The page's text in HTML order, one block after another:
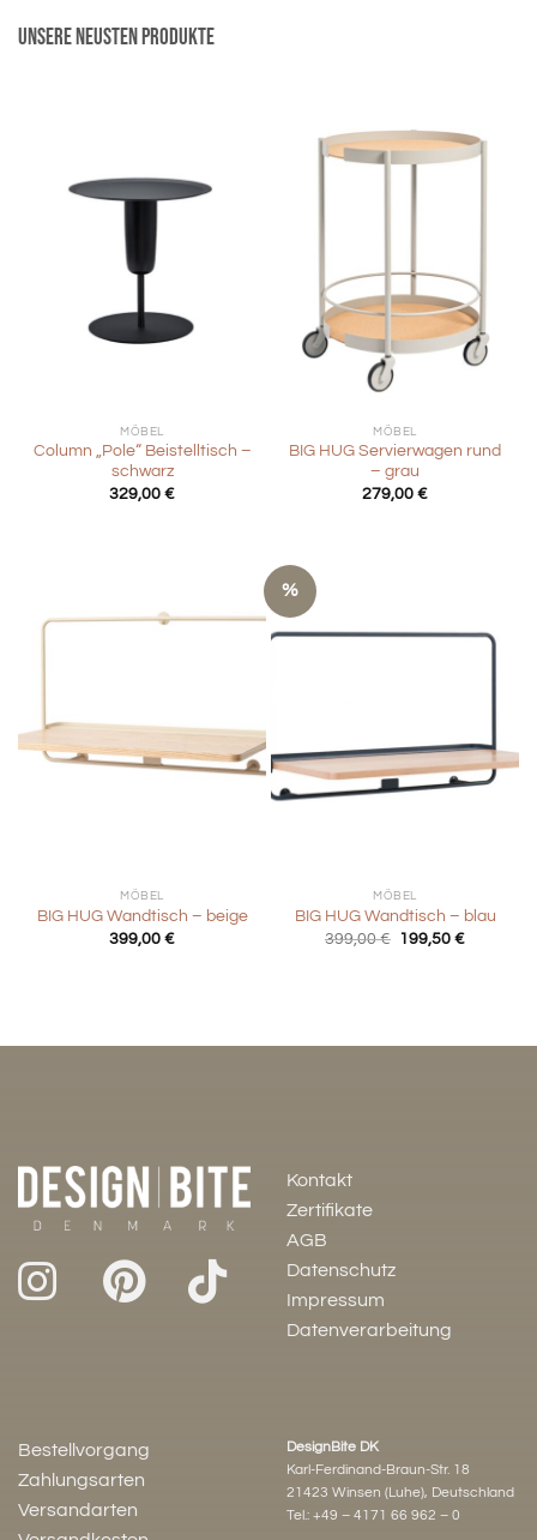
Unsere neusten Produkte
MÖBEL
Column „Pole“ Beistelltisch –
schwarz
329,00 €
MÖBEL
BIG HUG Servierwagen rund
– grau
279,00 €
MÖBEL
BIG HUG Wandtisch – beige
399,00 €
%
MÖBEL
BIG HUG Wandtisch – blau
399,00€ Ursprünglicher
199,50€Aktueller
Kontakt
Zertifikate
AGB
Datenschutz
Impressum
Datenverarbeitung
Bestellvorgang
Zahlungsarten
Versandarten
DesignBite DK
Karl-Ferdinand-Braun-Str. 18
21423 Winsen (Luhe), Deutschland
Tel.: +49 – 4171 66 962 – 0